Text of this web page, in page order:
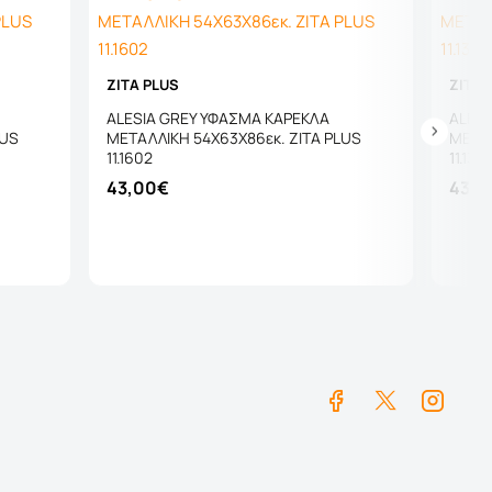
ZITA PLUS
ALESIA GREY ΥΦΑΣΜΑ ΚΑΡΕΚΛΑ
ΜΕΤΑΛΛΙΚΗ 54X63X86εκ. ZITA PLUS
11.1602
43,00€
ZITA